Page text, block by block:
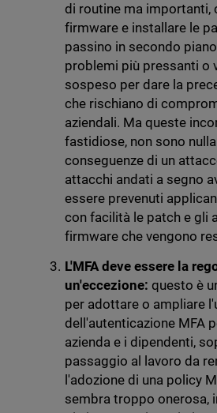
di routine ma importanti,
firmware e installare le
passino in secondo
problemi più pressanti o
sospeso per dare la
che rischiano di
aziendali. Ma queste
fastidiose, non sono
conseguenze di un
attacchi andati a segno
essere prevenuti
con facilità le patch e gli
firmware che vengono
L'MFA deve essere la
un'eccezione: questo è
per adottare o ampliare
dell'autenticazione MFA
azienda e i dipendenti,
passaggio al lavoro da
l'adozione di una policy
sembra troppo onerosa,